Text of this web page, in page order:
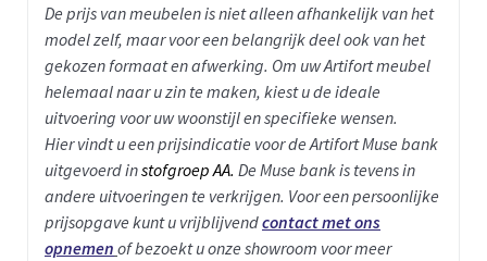
De prijs van meubelen is niet alleen afhankelijk van het
model zelf, maar voor een belangrijk deel ook van het
gekozen formaat en afwerking. Om uw Artifort meubel
helemaal naar u zin te maken, kiest u de ideale
uitvoering voor uw woonstijl en specifieke wensen.
Hier vindt u een prijsindicatie voor de Artifort Muse bank
uitgevoerd instofgroep AA. De Muse bank is tevens in
andere uitvoeringen te verkrijgen. Voor een persoonlijke
prijsopgave kunt u vrijblijvendcontact met ons
opnemen of bezoekt u onze showroom voor meer